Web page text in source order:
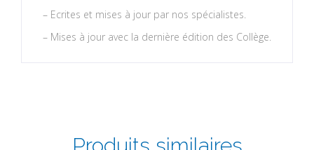
– Ecrites et mises à jour par nos spécialistes.
– Mises à jour avec la dernière édition des Collège.